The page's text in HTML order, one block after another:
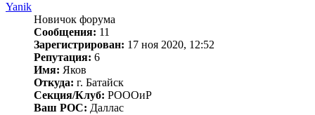
Yanik
Новичок форума
Сообщения: 11
Зарегистрирован: 17 ноя 2020, 12:52
Репутация: 6
Имя: Яков
Откуда: г. Батайск
Секция/Клуб: РОООиР
Ваш РОС: Даллас